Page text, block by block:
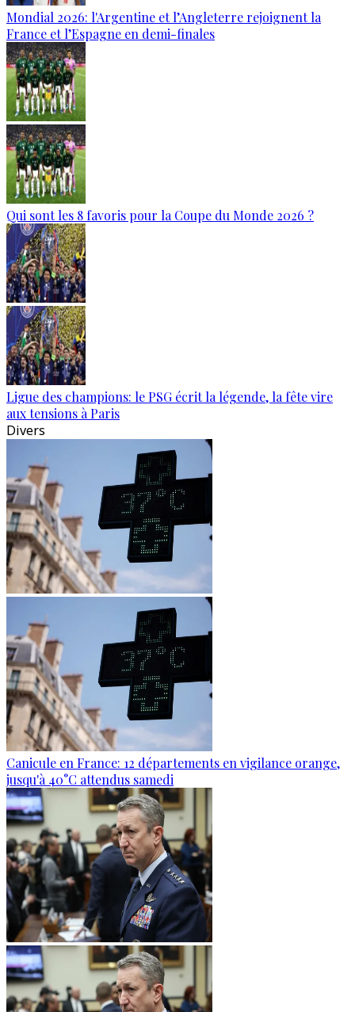
Mondial 2026: l'Argentine et l’Angleterre rejoignent la
France et l’Espagne en demi-finales
Qui sont les 8 favoris pour la Coupe du Monde 2026 ?
Ligue des champions: le PSG écrit la légende, la fête vire
aux tensions à Paris
Divers
Canicule en France: 12 départements en vigilance orange,
jusqu'à 40°C attendus samedi